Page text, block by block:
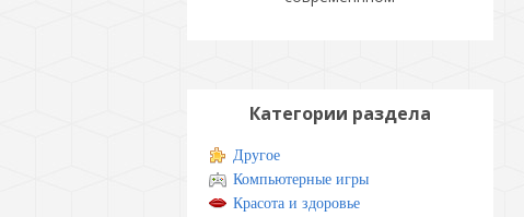
Категории раздела
Другое
Компьютерные игры
Красота и здоровье